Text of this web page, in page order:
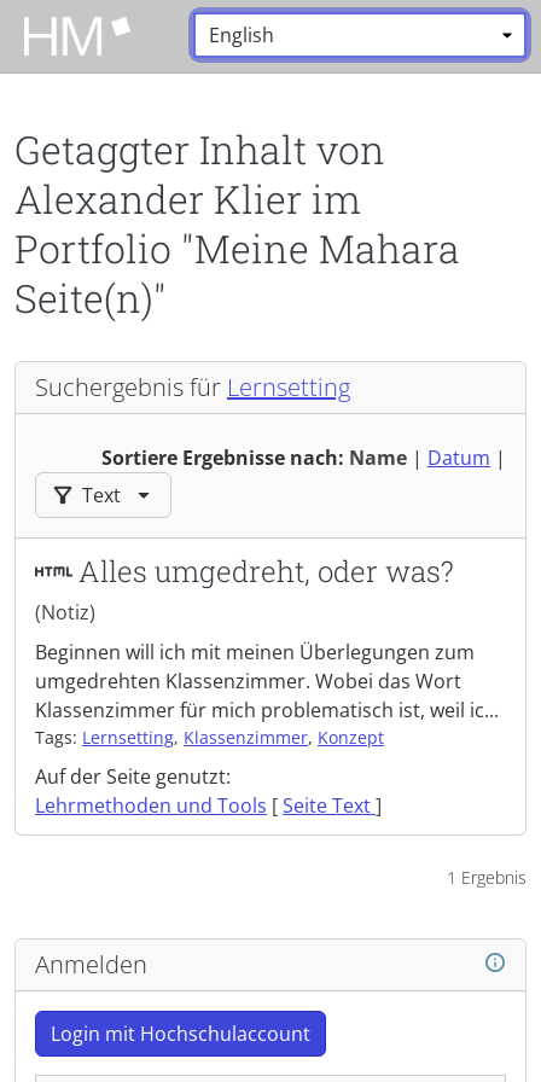
Zum Hauptinhalt zurückspringen
Sprache:
Getaggter Inhalt von
Alexander Klier im
Portfolio "Meine Mahara
Seite(n)"
Suchergebnis für Lernsetting
Sortiere Ergebnisse nach: Name | Datum |
Ergebnisse filtern nach:
Text
Alles umgedreht, oder was?
(Notiz)
Beginnen will ich mit meinen Überlegungen zum
umgedrehten Klassenzimmer. Wobei das Wort
Klassenzimmer für mich problematisch ist, weil ic...
Tags: Lernsetting, Klassenzimmer, Konzept
Auf der Seite genutzt:
Lehrmethoden und Tools [Seite Text]
1 Ergebnis
Anmelden
Login mit Hochschulaccount